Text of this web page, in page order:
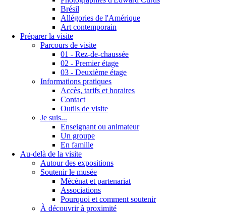
Brésil
Allégories de l'Amérique
Art contemporain
Préparer la visite
Parcours de visite
01 - Rez-de-chaussée
02 - Premier étage
03 - Deuxième étage
Informations pratiques
Accès, tarifs et horaires
Contact
Outils de visite
Je suis...
Enseignant ou animateur
Un groupe
En famille
Au-delà de la visite
Autour des expositions
Soutenir le musée
Mécénat et partenariat
Associations
Pourquoi et comment soutenir
À découvrir à proximité